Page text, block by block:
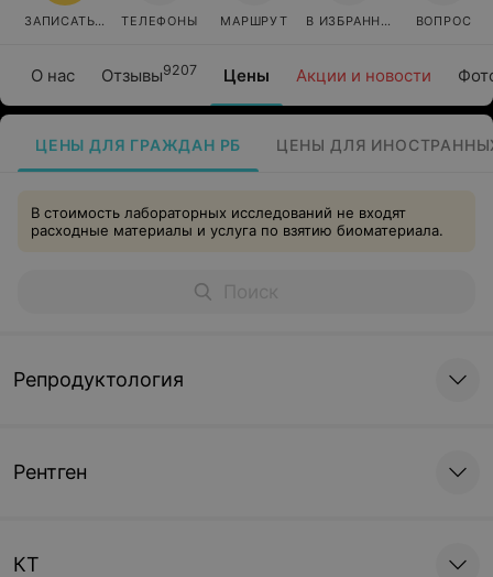
О нас Отзывы9207 Цены Акции и новости
ЗАПИСАТЬСЯ ТЕЛЕФОНЫ МАРШРУТ В ИЗБРАННОЕ ВОПРОС
ЦЕНЫ ДЛЯ ГРАЖДАН РБ ЦЕНЫ ДЛЯ
В стоимость лабораторных исследований не входят
расходные материалы и услуга по взятию биоматериала.
Репродуктология
Рентген
КТ